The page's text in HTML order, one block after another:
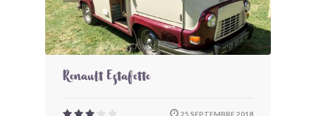
Renault Estafette
25 SEPTEMBRE 2018